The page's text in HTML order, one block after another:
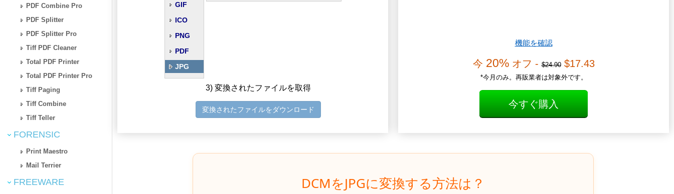
PDF Combine Pro
PDF Splitter
PDF Splitter Pro
Tiff PDF Cleaner
Total PDF Printer
Total PDF Printer Pro
Tiff Paging
Tiff Combine
Tiff Teller
FORENSIC
Print Maestro
Mail Terrier
FREEWARE
GIF
ICO
PNG
PDF
JPG
3) 変換されたファイルを取得
変換されたファイルをダウンロード
機能を確認
今 20%オフ -$24.90$17.43
*今月のみ。再販業者は対象外です。
今すぐ購入
DCMをJPGに変換する方法は？